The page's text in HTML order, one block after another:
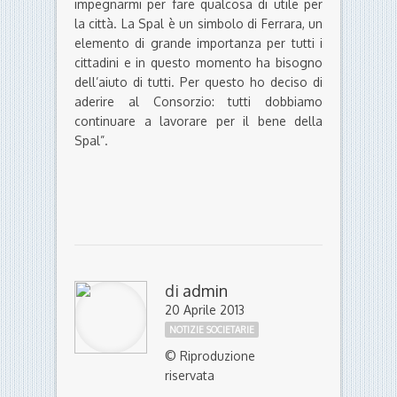
impegnarmi per fare qualcosa di utile per
la città. La Spal è un simbolo di Ferrara, un
elemento di grande importanza per tutti i
cittadini e in questo momento ha bisogno
dell’aiuto di tutti. Per questo ho deciso di
aderire al Consorzio: tutti dobbiamo
continuare a lavorare per il bene della
Spal”.
di admin
20 Aprile 2013
NOTIZIE SOCIETARIE
© Riproduzione
riservata